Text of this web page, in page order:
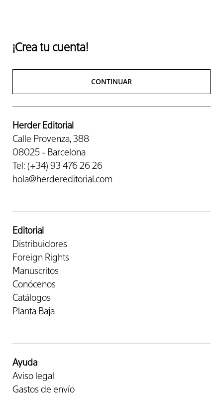
¡Crea tu cuenta!
CONTINUAR
Herder Editorial
Calle Provenza, 388
08025 - Barcelona
Tel: (+34) 93 476 26 26
hola@herdereditorial.com
Editorial
Distribuidores
Foreign Rights
Manuscritos
Conócenos
Catálogos
Planta Baja
Ayuda
Aviso legal
Gastos de envío